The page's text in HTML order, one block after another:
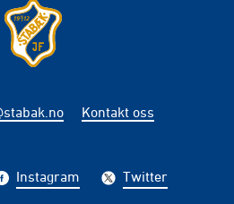
Kontakt oss
Instagram Twitter